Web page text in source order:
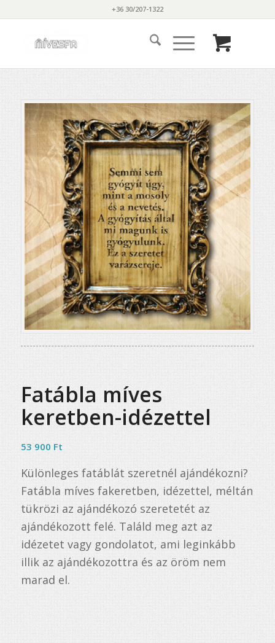
+36 30/207-1322
Fatábla míves
keretben-idézettel
53 900 Ft
Különleges fatáblát szeretnél ajándékozni?
Fatábla míves fakeretben, idézettel, méltán
tükrözi az ajándékozó szeretetét az
ajándékozott felé. Találd meg azt az
idézetet vagy gondolatot, ami leginkább
illik az ajándékozottra és az öröm nem
marad el.